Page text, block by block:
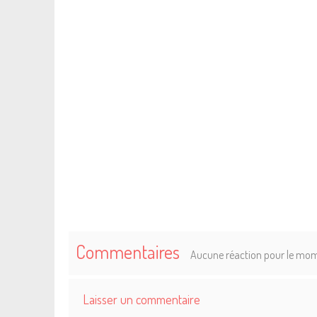
Commentaires Aucune réaction pour le
Laisser un commentaire